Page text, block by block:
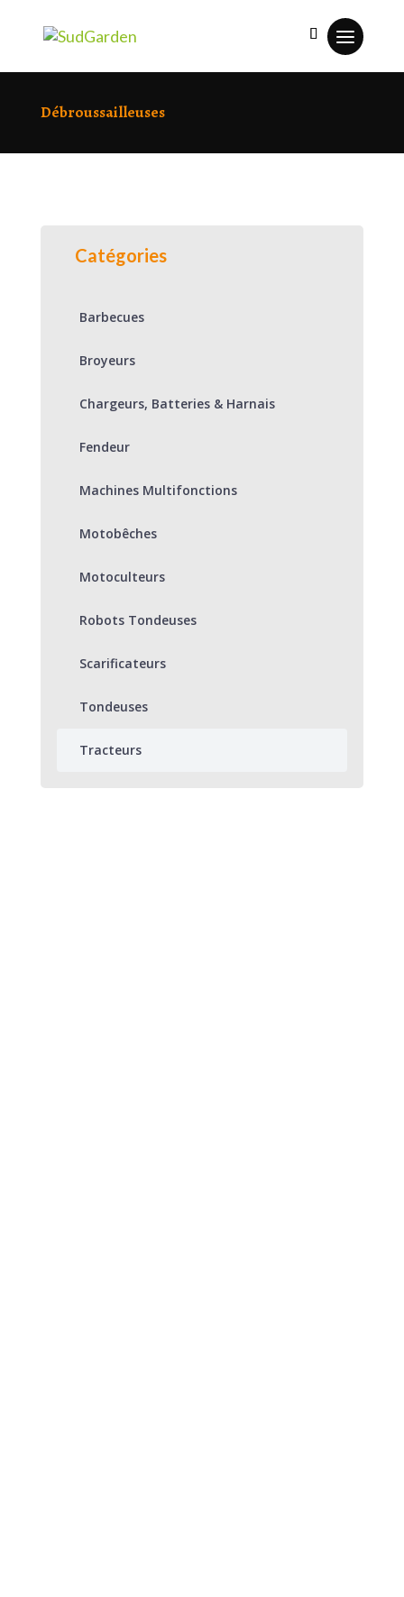
Débroussailleuses
Catégories
Barbecues
Broyeurs
Chargeurs, Batteries & Harnais
Fendeur
Machines Multifonctions
Motobêches
Motoculteurs
Robots Tondeuses
Scarificateurs
Tondeuses
Tracteurs